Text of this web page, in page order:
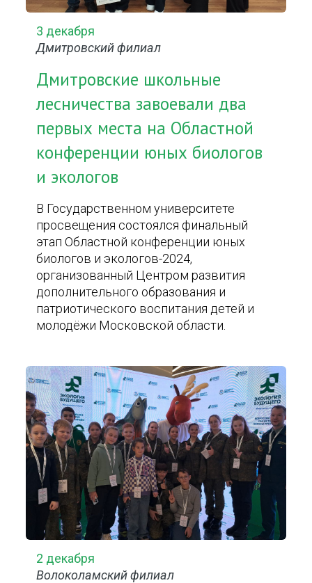
3 декабря
Дмитровский филиал
Дмитровские школьные
лесничества завоевали два
первых места на Областной
конференции юных биологов
и экологов
В Государственном университете
просвещения состоялся финальный
этап Областной конференции юных
биологов и экологов-2024,
организованный Центром развития
дополнительного образования и
патриотического воспитания детей и
молодёжи Московской области.
2 декабря
Волоколамский филиал